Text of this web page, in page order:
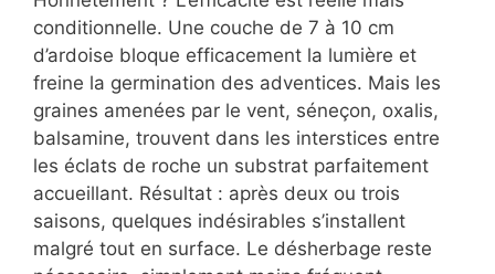
conditionnelle. Une couche de 7 à 10 cm
d’ardoise bloque efficacement la lumière et
freine la germination des adventices. Mais les
graines amenées par le vent, séneçon, oxalis,
balsamine, trouvent dans les interstices entre
les éclats de roche un substrat parfaitement
accueillant. Résultat : après deux ou trois
saisons, quelques indésirables s’installent
malgré tout en surface. Le désherbage reste